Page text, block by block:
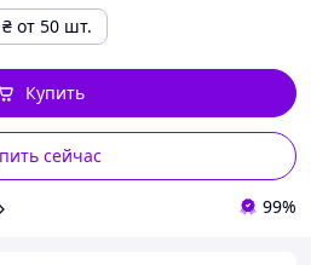
₴ от 50 шт.
сейчас
Купить
99%